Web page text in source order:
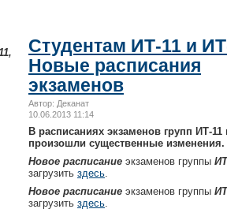
Студентам ИТ-11 и
Новые расписания
экзаменов
Автор: Деканат
10.06.2013 11:14
В расписаниях экзаменов групп ИТ-11
произошли существенные изменения.
Новое расписание экзаменов группы
загрузить здесь.
Новое расписание экзаменов группы
загрузить здесь.